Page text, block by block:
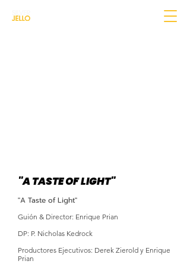
"A TASTE OF LIGHT"
"A Taste of Light"
Guión & Director: Enrique Prian
DP: P. Nicholas Kedrock
Productores Ejecutivos: ​Derek Zierold y Enrique
Prian